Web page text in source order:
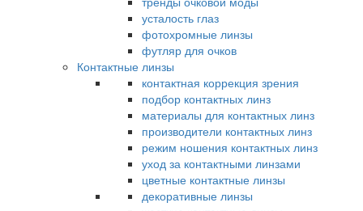
усталость глаз
фотохромные линзы
футляр для очков
Контактные линзы
контактная коррекция зрения
подбор контактных линз
материалы для контактных линз
производители контактных линз
режим ношения контактных линз
уход за контактными линзами
цветные контактные линзы
декоративные линзы